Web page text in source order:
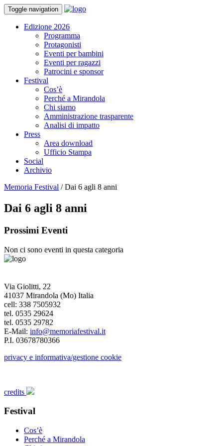
Toggle navigation
Edizione 2026
Programma
Protagonisti
Eventi per bambini
Eventi per ragazzi
Patrocini e sponsor
Festival
Cos’è
Perché a Mirandola
Chi siamo
Amministrazione trasparente
Analisi di impatto
Press
Area download
Ufficio Stampa
Social
Archivio
Memoria Festival /Dai 6 agli 8 anni
Dai 6 agli 8 anni
Prossimi Eventi
Non ci sono eventi in questa categoria
Via Giolitti, 22
41037 Mirandola (Mo) Italia
cell: 338 7505932
tel. 0535 29624
tel. 0535 29782
E-Mail: info@memoriafestival.it
P.I. 03678780366
privacy e informativa/gestione cookie
credits
Festival
Cos’è
Perché a Mirandola